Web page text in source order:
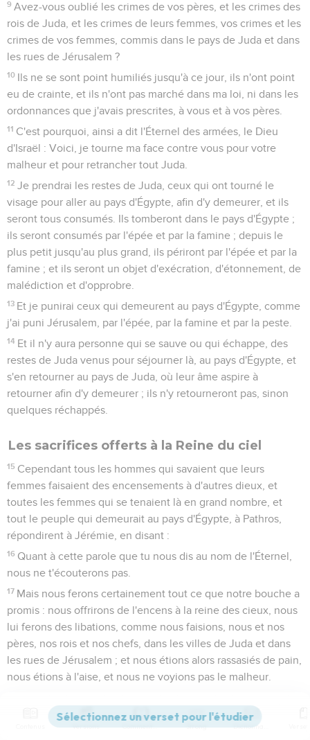
9 Avez-vous oublié les crimes de vos pères, et les crimes des
rois de Juda, et les crimes de leurs femmes, vos crimes et les
crimes de vos femmes, commis dans le pays de Juda et dans
les rues de Jérusalem ?
10 Ils ne se sont point humiliés jusqu'à ce jour, ils n'ont point
eu de crainte, et ils n'ont pas marché dans ma loi, ni dans les
ordonnances que j'avais prescrites, à vous et à vos pères.
11 C'est pourquoi, ainsi a dit l'Éternel des armées, le Dieu
d'Israël : Voici, je tourne ma face contre vous pour votre
malheur et pour retrancher tout Juda.
12 Je prendrai les restes de Juda, ceux qui ont tourné le
visage pour aller au pays d'Égypte, afin d'y demeurer, et ils
seront tous consumés. Ils tomberont dans le pays d'Égypte ;
ils seront consumés par l'épée et par la famine ; depuis le
plus petit jusqu'au plus grand, ils périront par l'épée et par la
famine ; et ils seront un objet d'exécration, d'étonnement, de
malédiction et d'opprobre.
13 Et je punirai ceux qui demeurent au pays d'Égypte, comme
j'ai puni Jérusalem, par l'épée, par la famine et par la peste.
14 Et il n'y aura personne qui se sauve ou qui échappe, des
restes de Juda venus pour séjourner là, au pays d'Égypte, et
s'en retourner au pays de Juda, où leur âme aspire à
retourner afin d'y demeurer ; ils n'y retourneront pas, sinon
quelques réchappés.
Les sacrifices offerts à la Reine du ciel
15 Cependant tous les hommes qui savaient que leurs
femmes faisaient des encensements à d'autres dieux, et
toutes les femmes qui se tenaient là en grand nombre, et
tout le peuple qui demeurait au pays d'Égypte, à Pathros,
répondirent à Jérémie, en disant :
16 Quant à cette parole que tu nous dis au nom de l'Éternel,
nous ne t'écouterons pas.
17 Mais nous ferons certainement tout ce que notre bouche a
promis : nous offrirons de l'encens à la reine des cieux, nous
lui ferons des libations, comme nous faisions, nous et nos
pères, nos rois et nos chefs, dans les villes de Juda et dans
les rues de Jérusalem ; et nous étions alors rassasiés de pain,
nous étions à l'aise, et nous ne voyions pas le malheur.
encensements à la reine des cieux et de lui faire des
libations, nous avons manqué de tout, et nous avons été
Versions Commentaires Strong